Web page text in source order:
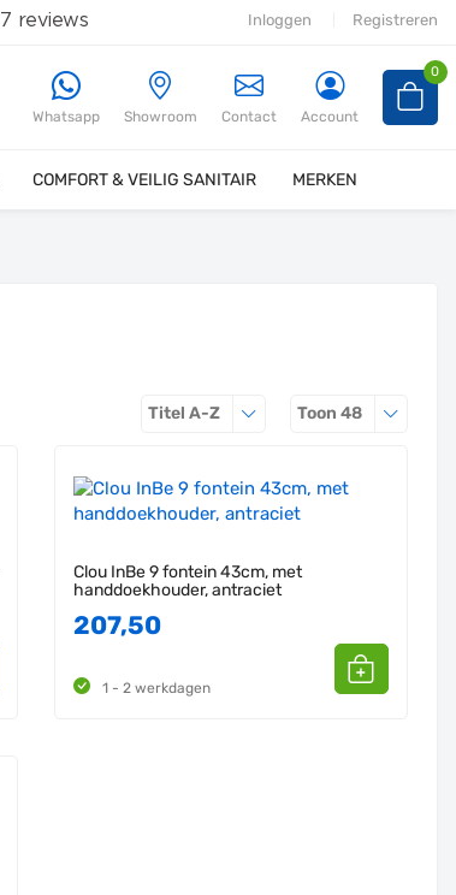
Inloggen Registreren
Whatsapp Showroom Contact Account
0
COMFORT & VEILIG SANITAIR MERKEN
Toon 48Producten
Titel A-ZSorteren op
Clou InBe 9 fontein 43cm, met
handdoekhouder, antraciet
207,50
1 - 2 werkdagen